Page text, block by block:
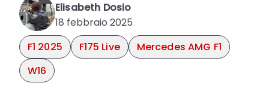
Elisabeth Dosio
18 febbraio 2025
F1 2025
F175 Live
Mercedes AMG F1
W16